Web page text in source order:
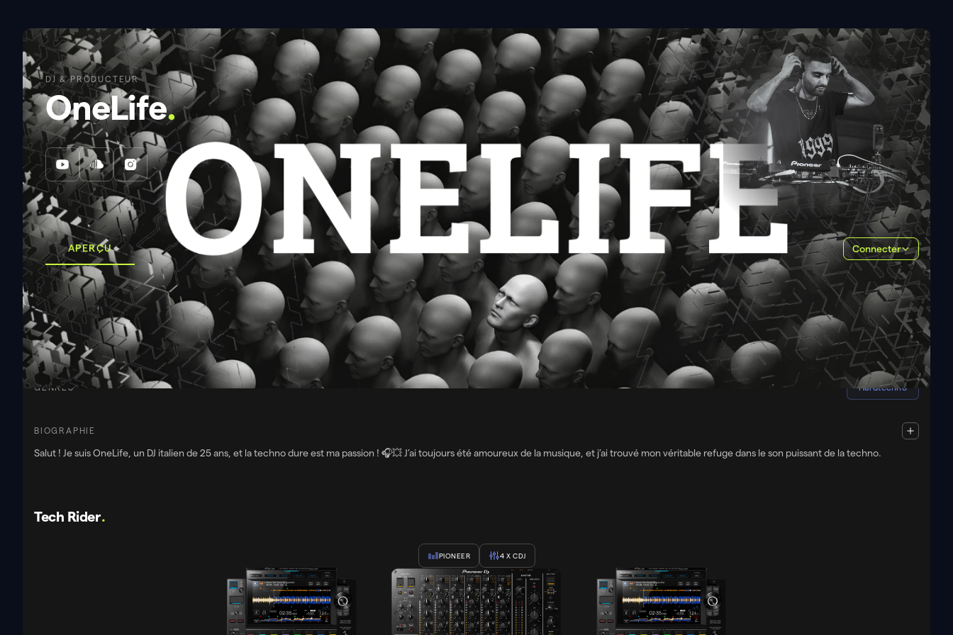
DJ & PRODUCTEUR
OneLife.
APERÇU Connecter
À propos de moi.
NÉ Italy
BPM 130 - 170 BPM
GENRES Hardtechno
BIOGRAPHIE
Salut ! Je suis OneLife, un DJ italien de 25 ans, et la techno dure est ma passion ! 🎧💥 J’ai toujours été amoureux de la musique, et j’ai trouvé mon véritable refuge dans le son puissant de la techno.
Tech Rider.
PIONEER 4 X CDJ